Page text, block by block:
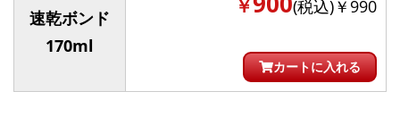
速乾ボンド
170ml
￥ (税込)￥990
カートに入れる